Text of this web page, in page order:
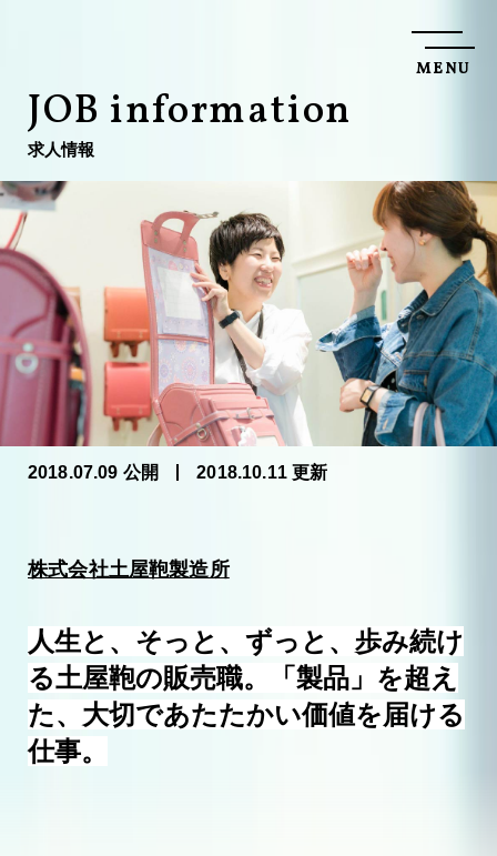
MENU
JOB information
求人情報
2018.07.09 公開 2018.10.11 更新
株式会社土屋鞄製造所
人生と、そっと、ずっと、歩み続け
る土屋鞄の販売職。「製品」を超え
た、大切であたたかい価値を届ける
仕事。